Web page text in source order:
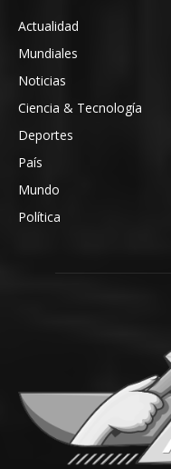
Actualidad
Mundiales
Noticias
Ciencia & Tecnología
Deportes
País
Mundo
Política